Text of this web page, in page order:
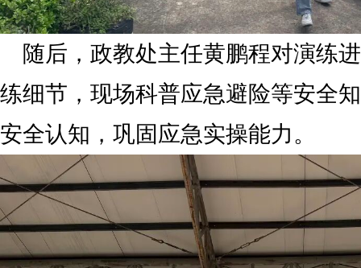
随后，政教处主任黄鹏程对演练
练细节，现场科普应急避险等安全
安全认知，巩固应急实操能力。